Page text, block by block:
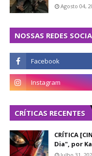
Agosto 04,
NOSSAS REDES
CRÍTICAS RECENTES
CRÍTICA
Dia", por